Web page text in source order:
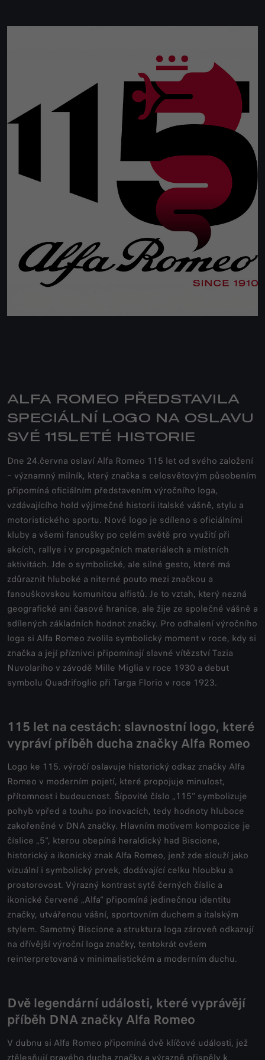
ALFA ROMEO PŘEDSTAVILA
SPECIÁLNÍ LOGO NA OSLAVU
SVÉ 115LETÉ HISTORIE
Dne 24.června oslaví Alfa Romeo 115 let od svého založení
– významný milník, který značka s celosvětovým působením
připomíná oficiálním představením výročního loga,
vzdávajícího hold výjimečné historii italské vášně, stylu a
motoristického sportu. Nové logo je sdíleno s oficiálními
kluby a všemi fanoušky po celém světě pro využití při
akcích, rallye i v propagačních materiálech a místních
aktivitách. Jde o symbolické, ale silné gesto, které má
zdůraznit hluboké a niterné pouto mezi značkou a
fanouškovskou komunitou alfistů. Je to vztah, který nezná
geografické ani časové hranice, ale žije ze společné vášně a
sdílených základních hodnot značky. Pro odhalení výročního
loga si Alfa Romeo zvolila symbolický moment v roce, kdy si
značka a její příznivci připomínají slavné vítězství Tazia
Nuvolariho v závodě Mille Miglia v roce 1930 a debut
symbolu Quadrifoglio při Targa Florio v roce 1923.
115 let na cestách: slavnostní logo, které
vypráví příběh ducha značky Alfa Romeo
Logo ke 115. výročí oslavuje historický odkaz značky Alfa
Romeo v moderním pojetí, které propojuje minulost,
přítomnost i budoucnost. Šípovité číslo „115“ symbolizuje
pohyb vpřed a touhu po inovacích, tedy hodnoty hluboce
zakořeněné v DNA značky. Hlavním motivem kompozice je
číslice „5“, kterou obepíná heraldický had Biscione,
historický a ikonický znak Alfa Romeo, jenž zde slouží jako
vizuální i symbolický prvek, dodávající celku hloubku a
prostorovost. Výrazný kontrast sytě černých číslic a
ikonické červené „Alfa“ připomíná jedinečnou identitu
značky, utvářenou vášní, sportovním duchem a italským
stylem. Samotný Biscione a struktura loga zároveň odkazují
na dřívější výroční loga značky, tentokrát ovšem
reinterpretovaná v minimalistickém a moderním duchu.
Dvě legendární události, které vyprávějí
příběh DNA značky Alfa Romeo
V dubnu si Alfa Romeo připomíná dvě klíčové události, jež